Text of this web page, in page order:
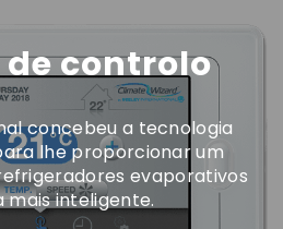
de controlo
concebeu a tecnologia
lhe proporcionar um
evaporativos
mais inteligente.